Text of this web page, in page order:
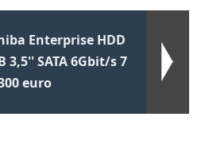
Enterprise HDD
3,5'' SATA 6Gbit/s 7
euro